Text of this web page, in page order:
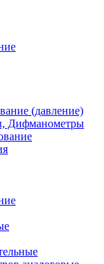
(давление)
Дифманометры